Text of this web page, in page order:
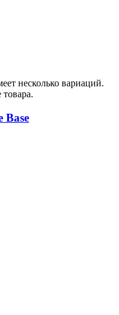
несколько вариаций.
Base